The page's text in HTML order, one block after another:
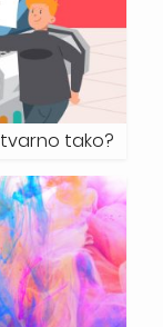
tako?